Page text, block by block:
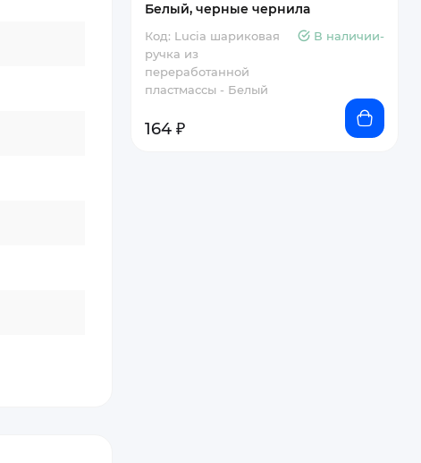
Белый, черные чернила
Код: Lucia шариковая
ручка из
переработанной
пластмассы - Белый
В наличии-
164 ₽